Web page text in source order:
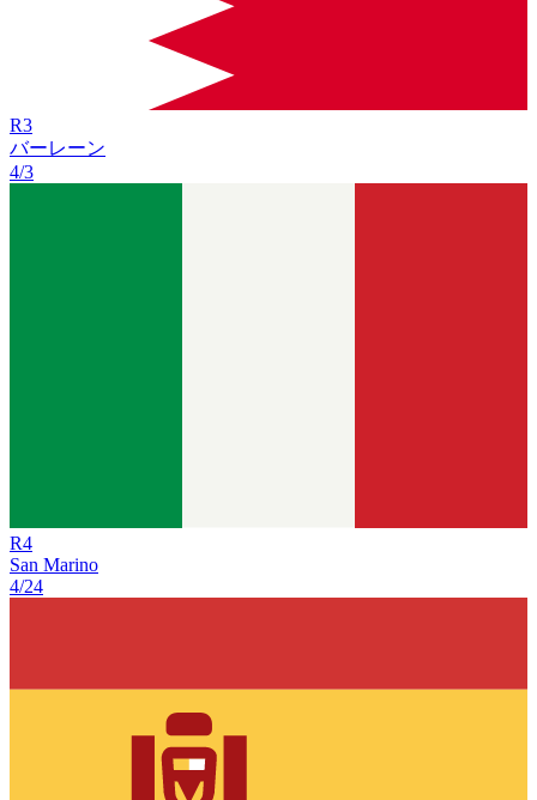
R3
バーレーン
4/3
R4
San Marino
4/24